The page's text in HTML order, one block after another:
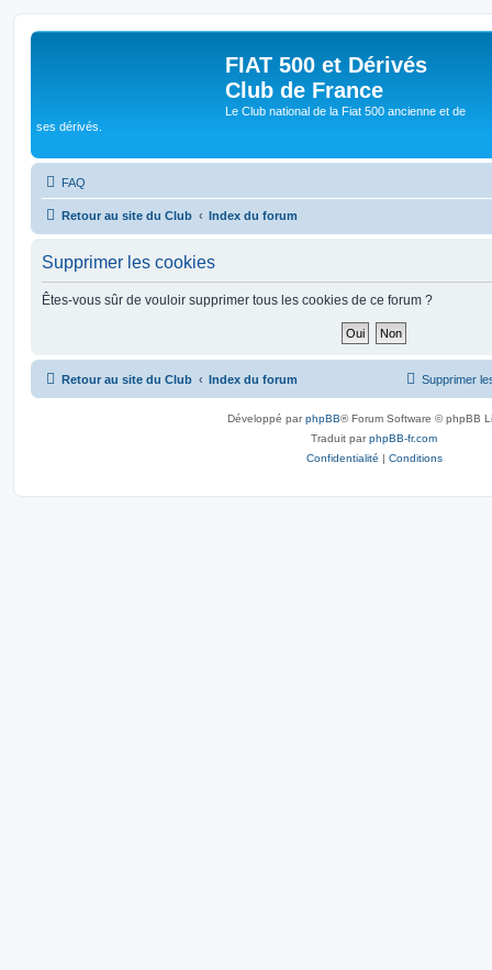
FIAT 500 et Dérivés
Club de France
Le Club national de la Fiat 500 ancienne et de
ses dérivés.
FAQ
Retour au site du Club Index du forum
Supprimer les cookies
Êtes-vous sûr de vouloir supprimer tous les cookies de ce forum ?
Retour au site du Club Index du forum Supprimer
Développé parphpBB® Forum Software © phpBB
Traduit parphpBB-fr.com
Confidentialité | Conditions